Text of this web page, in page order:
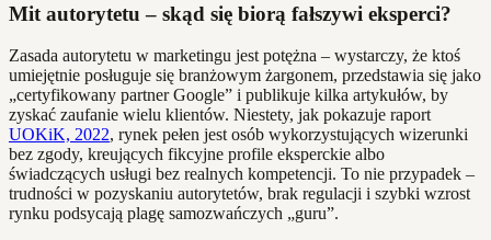
Mit autorytetu – skąd się biorą fałszywi eksperci?
Zasada autorytetu w marketingu jest potężna – wystarczy, że ktoś
umiejętnie posługuje się branżowym żargonem, przedstawia się jako
„certyfikowany partner Google” i publikuje kilka artykułów, by
zyskać zaufanie wielu klientów. Niestety, jak pokazuje raport
UOKiK, 2022, rynek pełen jest osób wykorzystujących wizerunki
bez zgody, kreujących fikcyjne profile eksperckie albo
świadczących usługi bez realnych kompetencji. To nie przypadek –
trudności w pozyskaniu autorytetów, brak regulacji i szybki wzrost
rynku podsycają plagę samozwańczych „guru”.